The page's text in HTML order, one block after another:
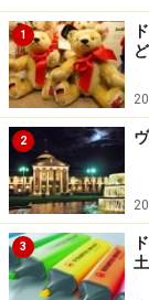
TEL：0211-
営業時間：月～
■Tourist-
住所：Marktstr.
TEL：0211-
営業時間：月
1
2
3